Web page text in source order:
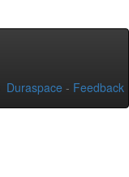
Duraspace - Feedback